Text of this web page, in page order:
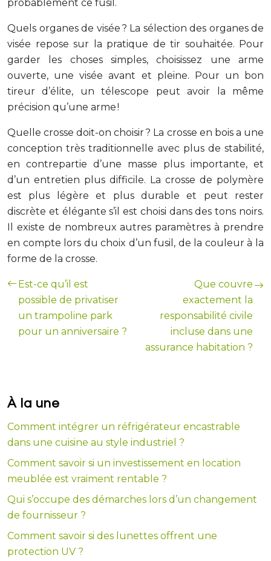
probablement ce fusil.
Quels organes de visée ? La sélection des organes de
visée repose sur la pratique de tir souhaitée. Pour
garder les choses simples, choisissez une arme
ouverte, une visée avant et pleine. Pour un bon
tireur d’élite, un télescope peut avoir la même
précision qu’une arme !
Quelle crosse doit-on choisir ? La crosse en bois a une
conception très traditionnelle avec plus de stabilité,
en contrepartie d’une masse plus importante, et
d’un entretien plus difficile. La crosse de polymère
est plus légère et plus durable et peut rester
discrète et élégante s’il est choisi dans des tons noirs.
Il existe de nombreux autres paramètres à prendre
en compte lors du choix d’un fusil, de la couleur à la
forme de la crosse.
Est-ce qu’il est
possible de privatiser
un trampoline park
pour un anniversaire ?
Que couvre
exactement la
responsabilité civile
incluse dans une
assurance habitation ?
À la une
Comment intégrer un réfrigérateur encastrable
dans une cuisine au style industriel ?
Comment savoir si un investissement en location
meublée est vraiment rentable ?
Qui s’occupe des démarches lors d’un changement
de fournisseur ?
Comment savoir si des lunettes offrent une
protection UV ?